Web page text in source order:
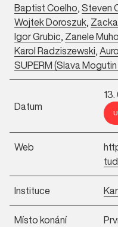
Baptist Coelho,Steven
Wojtek Doroszuk,
Igor Grubic, Zanele
Karol Radziszewski,
SUPERM (Slava
Datum
Web
Instituce
Místo konání